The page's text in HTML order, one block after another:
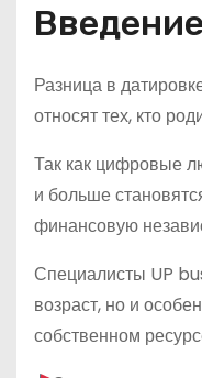
Введение
Разница в
относят тех, кто
Так как цифровые
и больше
финансовую
Специалисты UP
возраст, но и
собственном